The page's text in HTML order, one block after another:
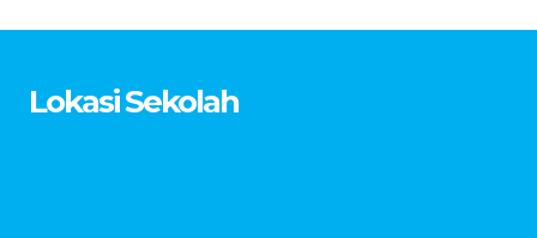
Lokasi Sekolah